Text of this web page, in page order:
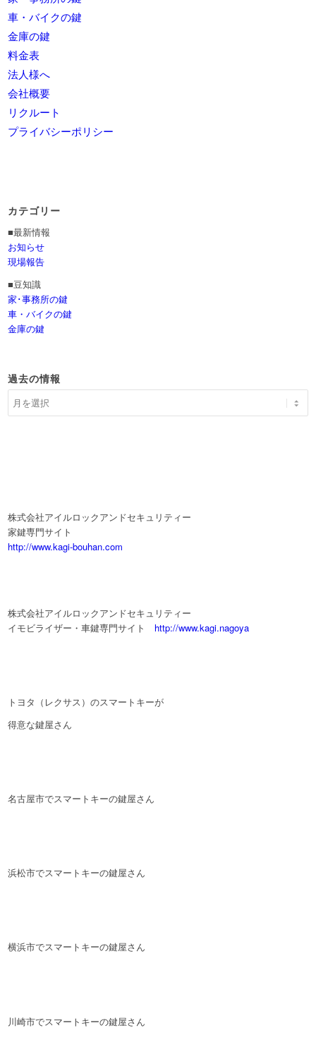
車・バイクの鍵
金庫の鍵
料金表
法人様へ
会社概要
リクルート
プライバシーポリシー
カテゴリー
■最新情報
お知らせ
現場報告
■豆知識
家･事務所の鍵
車・バイクの鍵
金庫の鍵
過去の情報
株式会社アイルロックアンドセキュリティー
家鍵専門サイト
http://www.kagi-bouhan.com
株式会社アイルロックアンドセキュリティー
イモビライザー・車鍵専門サイト http://www.kagi.nagoya
トヨタ（レクサス）のスマートキーが
得意な鍵屋さん
名古屋市でスマートキーの鍵屋さん
浜松市でスマートキーの鍵屋さん
横浜市でスマートキーの鍵屋さん
川崎市でスマートキーの鍵屋さん